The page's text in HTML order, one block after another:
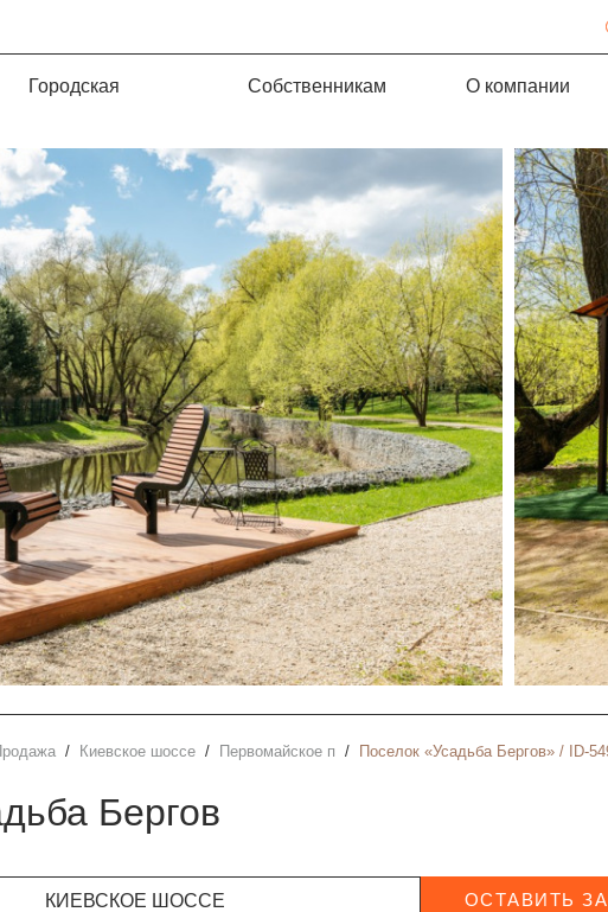
Городская Собственникам О компании
Продажа Киевское шоссе Первомайское п Поселок «Усадьба Бергов» / ID-
Бергов
КИЕВСКОЕ ШОССЕ ОСТАВИТЬ